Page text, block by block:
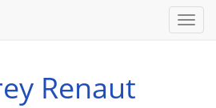
Menu
Renaut